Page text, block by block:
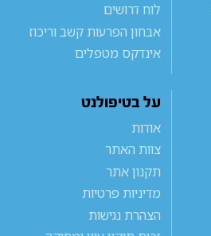
לוח דרושים
אבחון הפרעות קשב וריכוז
אינדקס מטפלים
על בטיפולנט
אודות
צוות האתר
תקנון אתר
מדיניות פרטיות
הצהרת נגישות